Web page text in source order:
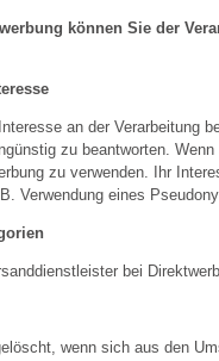
können Sie der
an der Verarbeitung
zu beantworten.
zu verwenden. Ihr
Verwendung eines
bei
wenn sich aus den